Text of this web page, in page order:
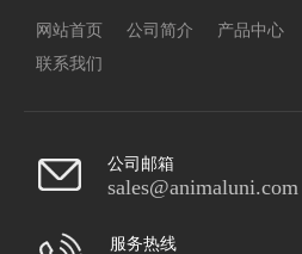
网站首页 公司简介 产品中心
联系我们
公司邮箱
sales@animaluni.com
服务热线